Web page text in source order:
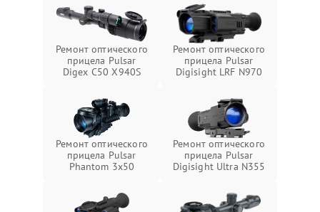
Ремонт оптического
прицела Pulsar
Digex C50 X940S
Ремонт оптического
прицела Pulsar
Digisight LRF N970
Ремонт оптического
прицела Pulsar
Phantom 3x50
Ремонт оптического
прицела Pulsar
Digisight Ultra N355